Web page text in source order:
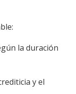
la duración
y el